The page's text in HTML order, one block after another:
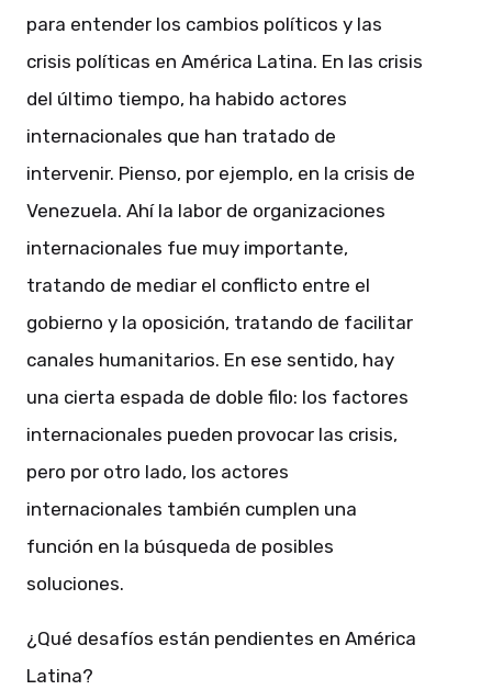
para entender los cambios políticos y las
crisis políticas en América Latina. En las crisis
del último tiempo, ha habido actores
internacionales que han tratado de
intervenir. Pienso, por ejemplo, en la crisis de
Venezuela. Ahí la labor de organizaciones
internacionales fue muy importante,
tratando de mediar el conflicto entre el
gobierno y la oposición, tratando de facilitar
canales humanitarios. En ese sentido, hay
una cierta espada de doble filo: los factores
internacionales pueden provocar las crisis,
pero por otro lado, los actores
internacionales también cumplen una
función en la búsqueda de posibles
soluciones.
¿Qué desafíos están pendientes en América
Latina?